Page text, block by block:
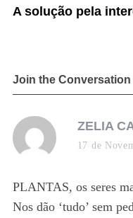
A solução pela
Join the Conversation
s
a
s
:
ZELIA
17 de
PLANTAS, os seres
Nos dão ‘tudo’ sem